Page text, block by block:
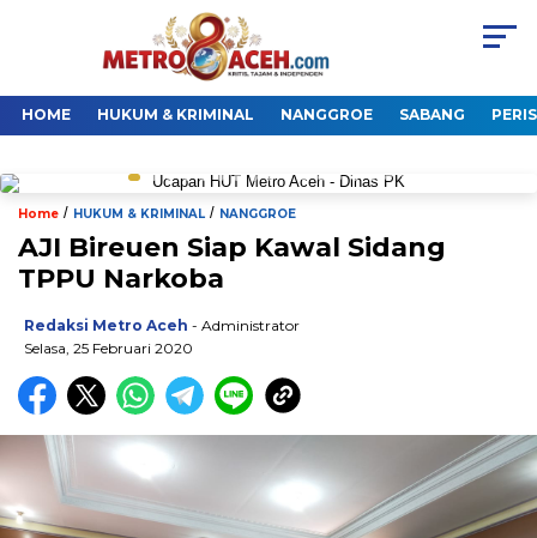
HOME HUKUM & KRIMINAL NANGGROE SABANG
Home / HUKUM & KRIMINAL / NANGGROE
AJI Bireuen Siap Kawal Sidang
TPPU Narkoba
Redaksi Metro Aceh - Administrator
Selasa, 25 Februari 2020